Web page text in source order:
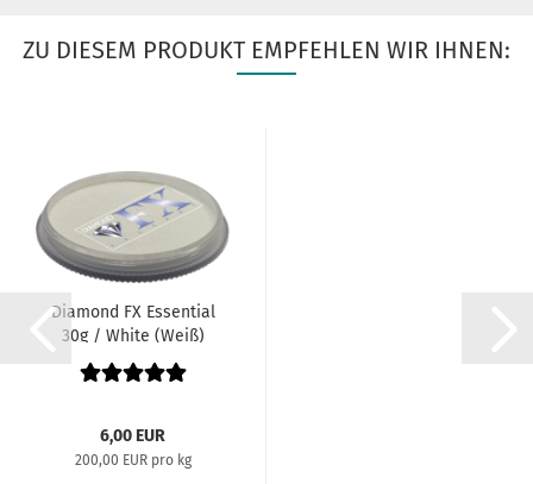
ZU DIESEM PRODUKT EMPFEHLEN WIR IHNEN:
Diamond FX Essential
30g / White (Weiß)
6,00 EUR
200,00 EUR pro kg